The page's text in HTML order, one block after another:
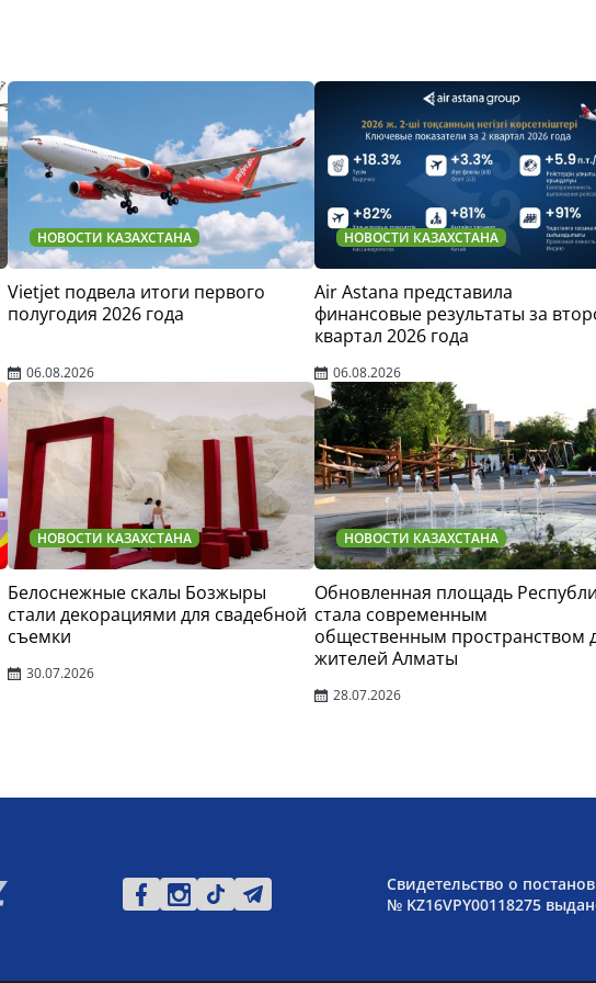
НОВОСТИ КАЗАХСТАНА
Vietjet подвела итоги первого
полугодия 2026 года
06.08.2026
НОВОСТИ КАЗАХСТАНА
Air Astana представила
финансовые результаты за
квартал 2026 года
06.08.2026
НОВОСТИ КАЗАХСТАНА
Белоснежные скалы Бозжыры
стали декорациями для свадебной
съемки
30.07.2026
НОВОСТИ КАЗАХСТАНА
Обновленная площадь
стала современным
общественным пространством
жителей Алматы
28.07.2026
Свидетельство о
№ KZ16VPY00118275